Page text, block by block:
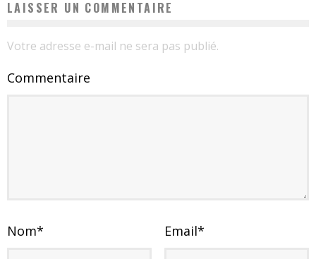
LAISSER UN COMMENTAIRE
Votre adresse e-mail ne sera pas publié.
Commentaire
Nom* Email*